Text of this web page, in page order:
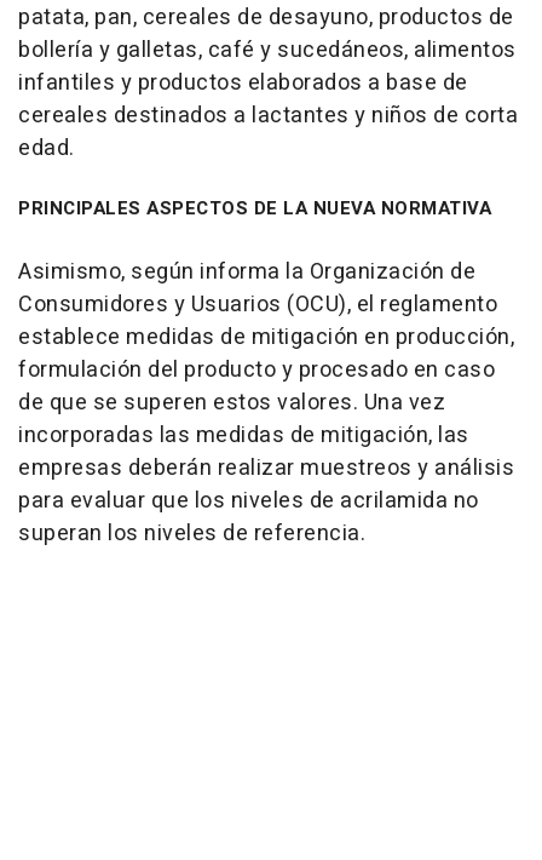
patata, pan, cereales de desayuno, productos de
bollería y galletas, café y sucedáneos, alimentos
infantiles y productos elaborados a base de
cereales destinados a lactantes y niños de corta
edad.
PRINCIPALES ASPECTOS DE LA NUEVA NORMATIVA
Asimismo, según informa la Organización de
Consumidores y Usuarios (OCU), el reglamento
establece medidas de mitigación en producción,
formulación del producto y procesado en caso
de que se superen estos valores. Una vez
incorporadas las medidas de mitigación, las
empresas deberán realizar muestreos y análisis
para evaluar que los niveles de acrilamida no
superan los niveles de referencia.